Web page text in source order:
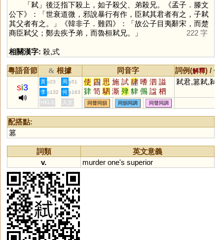
「弒」後泛指下殺上，如子殺父、弟殺兄。《孟子．滕文
公下》：「世衰道微，邪說暴行有作，臣弒其君者有之，子弒
其父者有之。」《韓非子．難四》：「故公子目夷辭宋，而楚
商臣弒父；鄭去疾予弟，而魯桓弒兄。」
222 字
相關漢字: 殺,式
粵語音節 & 根據 同音字 詞例(解釋) /
si3
黃 p23 周 p51 使 四 思 施 試 肆 嗜 泗 謚
肄 笥 駟 澌 肂 貄 儩 諡 柶
弒君,篡弒,弒
李 p132 何 p163
HKLS 人文 同聲同韻 同韻同調 同聲同調
配搭點:
篡
詞類
英文意義
v.
murder one's superior